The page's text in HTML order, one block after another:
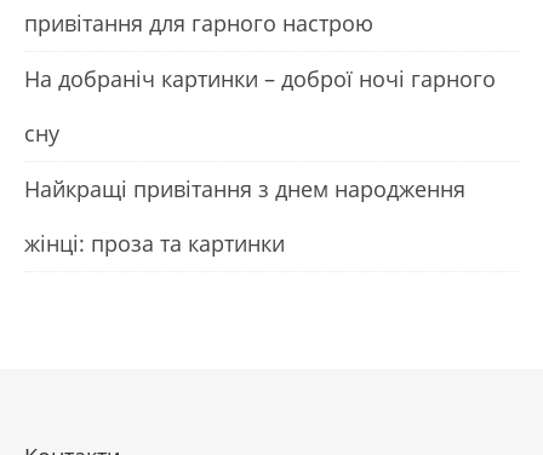
привітання для гарного настрою
На добраніч картинки – доброї ночі гарного
сну
Найкращі привітання з днем народження
жінці: проза та картинки